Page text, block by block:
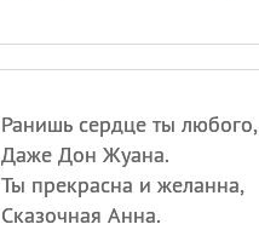
Ранишь сердце ты любого,
Даже Дон Жуана.
Ты прекрасна и желанна,
Сказочная Анна.